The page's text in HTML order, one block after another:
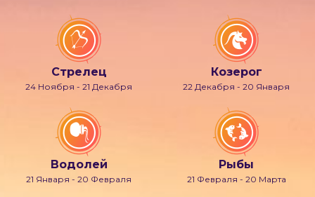
Стрелец
24 Ноября - 21 Декабря
Козерог
22 Декабря - 20 Января
Водолей
21 Января - 20 Февраля
Рыбы
21 Февраля - 20 Марта